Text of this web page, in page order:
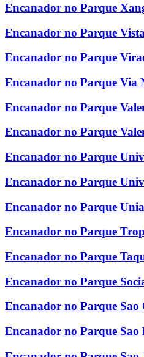
Encanador no Parque
Encanador no Parque
Encanador no Parque
Encanador no Parque Via
Encanador no Parque
Encanador no Parque
Encanador no Parque
Encanador no Parque
Encanador no Parque
Encanador no Parque
Encanador no Parque
Encanador no Parque
Encanador no Parque Sao
Encanador no Parque Sao